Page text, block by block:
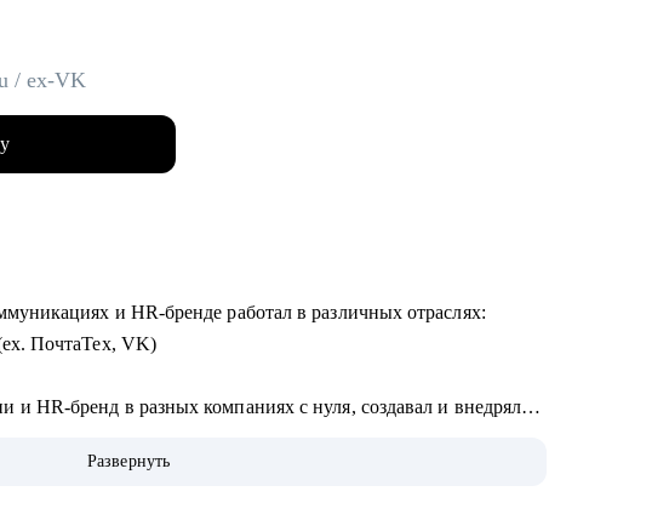
/ ex-VK
и HR-бренде работал в различных отраслях:
ПочтаТех, VK)
и HR-бренд в разных компаниях с нуля, создавал и внедрял
от 10 до 1000 человек для внешних и внутренних
Развернуть